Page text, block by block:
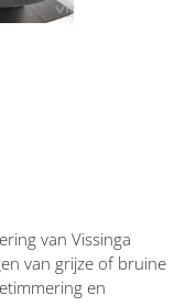
van Vissinga
van grijze of bruine
en